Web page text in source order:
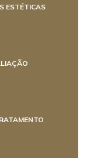
ESTÉTICAS